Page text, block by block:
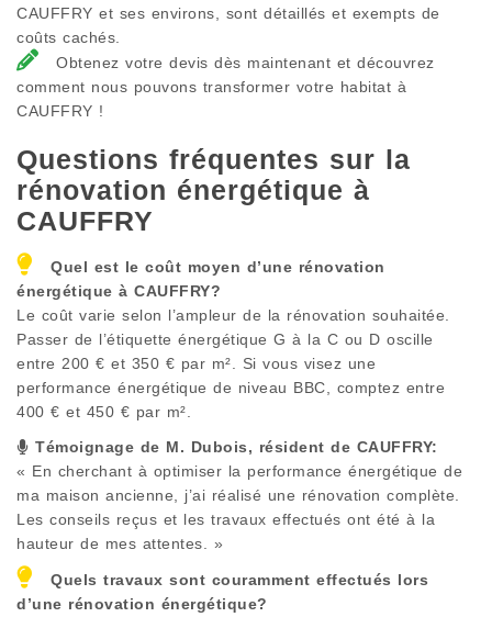
CAUFFRY et ses environs, sont détaillés et exempts de
coûts cachés.
Obtenez votre devis dès maintenant et découvrez
comment nous pouvons transformer votre habitat à
CAUFFRY !
Questions fréquentes sur la
rénovation énergétique à
CAUFFRY
Quel est le coût moyen d’une rénovation
énergétique à CAUFFRY?
Le coût varie selon l’ampleur de la rénovation souhaitée.
Passer de l’étiquette énergétique G à la C ou D oscille
entre 200 € et 350 € par m². Si vous visez une
performance énergétique de niveau BBC, comptez entre
400 € et 450 € par m².
Témoignage de M. Dubois, résident de CAUFFRY:
« En cherchant à optimiser la performance énergétique de
ma maison ancienne, j’ai réalisé une rénovation complète.
Les conseils reçus et les travaux effectués ont été à la
hauteur de mes attentes. »
Quels travaux sont couramment effectués lors
d’une rénovation énergétique?